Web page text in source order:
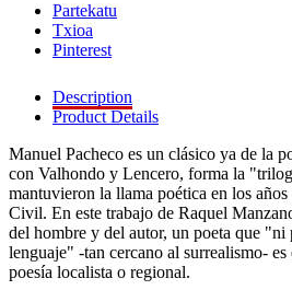
Partekatu
Txioa
Pinterest
Description
Product Details
Manuel Pacheco es un clásico ya de la
con Valhondo y Lencero, forma la
mantuvieron la llama poética en los
Civil. En este trabajo de Raquel
del hombre y del autor, un poeta que "ni
lenguaje" -tan cercano al surrealismo-
poesía localista o regional.